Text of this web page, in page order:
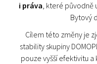
i práva, které původně
Bytový
Cílem této změny je
stability skupiny
pouze vyšší efektivitu